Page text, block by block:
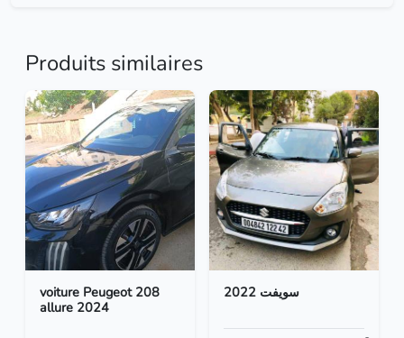
Produits similaires
voiture Peugeot 208
allure 2024
سويفت 2022